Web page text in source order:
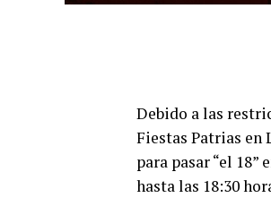
Debido a las
Fiestas Patrias en
para pasar “el
hasta las 18:30